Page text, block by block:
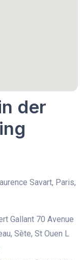
der
Savart, Paris,
Gallant 70 Avenue
Sète, St Ouen L